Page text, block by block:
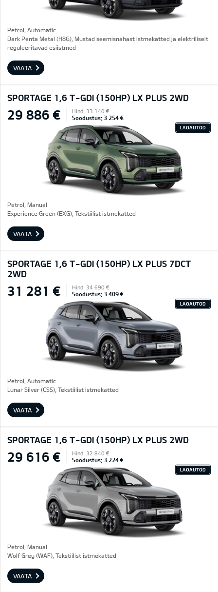
Petrol, Automatic
Dark Penta Metal (H8G), Mustad seemisnahast istmekatted ja elektriliselt
reguleeritavad esiistmed
VAATA
SPORTAGE 1,6 T-GDI (150HP) LX PLUS 2WD
29 886 € Hind: 33 140 €
Soodustus: 3 254 €
LAOAUTOD
Petrol, Manual
Experience Green (EXG), Tekstiilist istmekatted
VAATA
SPORTAGE 1,6 T-GDI (150HP) LX PLUS 7DCT
2WD
31 281 € Hind: 34 690 €
Soodustus: 3 409 €
LAOAUTOD
Petrol, Automatic
Lunar Silver (CSS), Tekstiilist istmekatted
VAATA
SPORTAGE 1,6 T-GDI (150HP) LX PLUS 2WD
29 616 € Hind: 32 840 €
Soodustus: 3 224 €
LAOAUTOD
Petrol, Manual
Wolf Grey (WAF), Tekstiilist istmekatted
VAATA